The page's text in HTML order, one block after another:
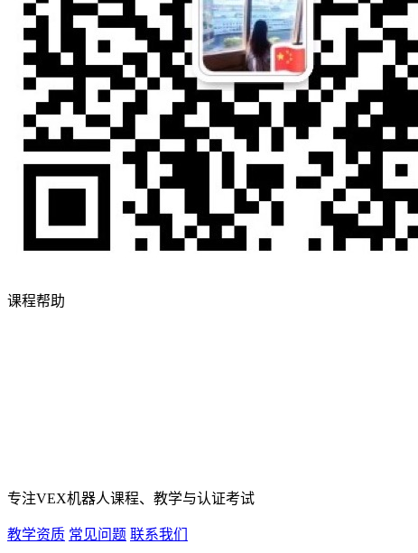
课程帮助
专注VEX机器人课程、教学与认证考试
教学资质 常见问题 联系我们